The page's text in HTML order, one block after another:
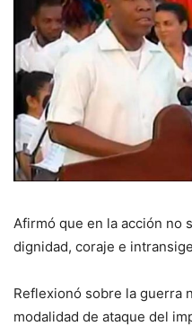
Afirmó que en la acción no
dignidad, coraje e
Reflexionó sobre la guerra
modalidad de ataque del